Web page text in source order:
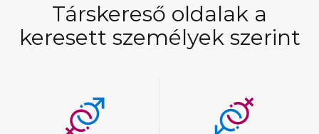
Társkereső oldalak a
keresett személyek szerint